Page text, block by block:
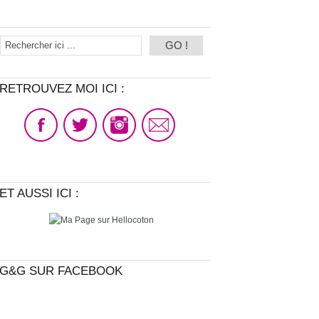
RETROUVEZ MOI ICI :
ET AUSSI ICI :
G&G SUR FACEBOOK